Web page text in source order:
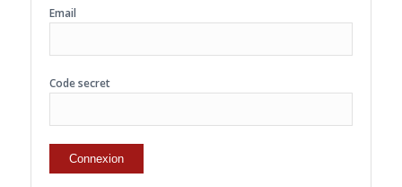
Email
Code secret